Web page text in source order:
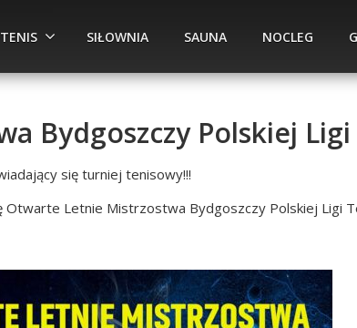
TENIS SIŁOWNIA SAUNA NOCLEG
Bydgoszczy Polskiej Ligi
się turniej tenisowy!!!
Otwarte Letnie Mistrzostwa Bydgoszczy Polskiej Ligi